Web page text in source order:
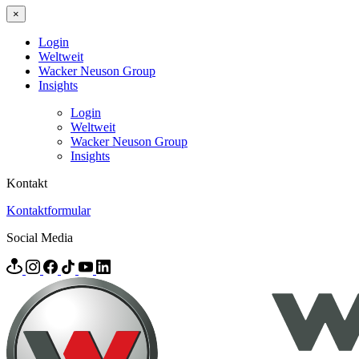
×
Login
Weltweit
Wacker Neuson Group
Insights
Login
Weltweit
Wacker Neuson Group
Insights
Kontakt
Kontaktformular
Social Media